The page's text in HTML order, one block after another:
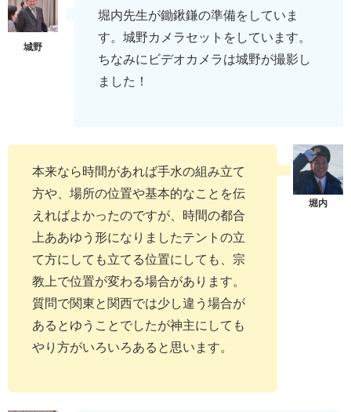
堀内先生が鋤鍬鎌の準備をしていま
す。城野カメラセットをしています。
ちなみにビデオカメラは城野が撮影し
ました！
本来なら時間があれば手水の組み立て
方や、場所の位置や基本的なことを伝
えればよかったのですが、時間の都合
上ああゆう形になりましたテントの立
て方にしても立てる位置にしても、宗
教上で位置が変わる場合があります。
質問で関東と関西では少し違う場合が
あるとゆうことでしたが神主にしても
やり方がいろいろあると思います。